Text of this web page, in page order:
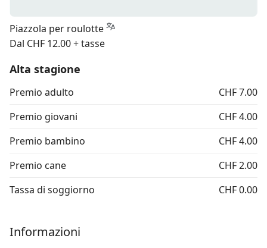
Piazzola per roulotte
Dal CHF 12.00 + tasse
Alta stagione
Premio adulto
CHF 7.00
Premio giovani
CHF 4.00
Premio bambino
CHF 4.00
Premio cane
CHF 2.00
Tassa di soggiorno
CHF 0.00
Informazioni